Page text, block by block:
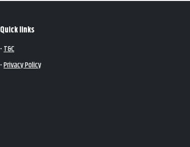
Quick links
•T&C
•Privacy Policy